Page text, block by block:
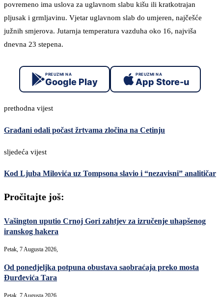
povremeno ima uslova za uglavnom slabu kišu ili kratkotrajan
pljusak i grmljavinu. Vjetar uglavnom slab do umjeren, najčešće
južnih smjerova. Jutarnja temperatura vazduha oko 16, najviša
dnevna 23 stepena.
PREUZMI NA
Google Play
PREUZMI NA
App Store-u
prethodna vijest
Građani odali počast žrtvama zločina na Cetinju
sljedeća vijest
Kod Ljuba Milovića uz Tompsona slavio i “nezavisni” analitičar
Pročitajte još:
Vašington uputio Crnoj Gori zahtjev za izručenje uhapšenog
iranskog hakera
Petak, 7 Augusta 2026,
Od ponedjeljka potpuna obustava saobraćaja preko mosta
Đurđevića Tara